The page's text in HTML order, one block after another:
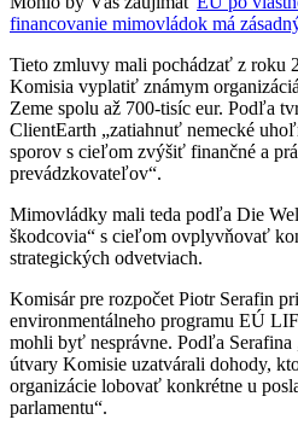
financovanie mimovládok má
Tieto zmluvy mali pochádzať z roku
Komisia vyplatiť známym
Zeme spolu až 700-tisíc eur. Podľa
ClientEarth „zatiahnuť nemecké
sporov s cieľom zvýšiť finančné a
prevádzkovateľov“.
Mimovládky mali teda podľa Die
škodcovia“ s cieľom ovplyvňovať
strategických odvetviach.
Komisár pre rozpočet Piotr Serafin
environmentálneho programu EÚ
mohli byť nesprávne. Podľa Serafina
útvary Komisie uzatvárali dohody,
organizácie lobovať konkrétne u
parlamentu“.